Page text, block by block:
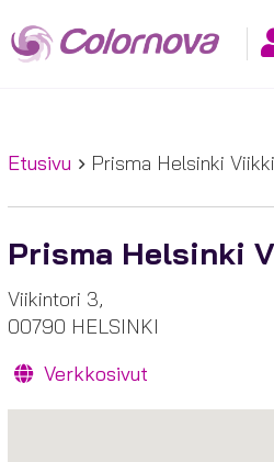
Etusivu Prisma Helsinki Viikki
Prisma Helsinki
Viikintori 3,
00790 HELSINKI
Verkkosivut